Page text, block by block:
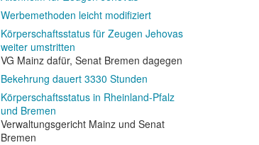
Werbemethoden leicht modifiziert
Körperschaftsstatus für Zeugen Jehovas
weiter umstritten
VG Mainz dafür, Senat Bremen dagegen
Bekehrung dauert 3330 Stunden
Körperschaftsstatus in Rheinland-Pfalz
und Bremen
Verwaltungsgericht Mainz und Senat
Bremen